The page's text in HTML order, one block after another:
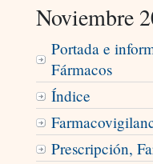
Noviembre
Portada e
Fármacos
Índice
Prescripción,